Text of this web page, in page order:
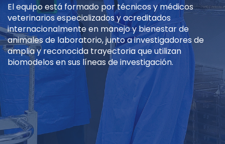
El equipo está formado por técnicos y médicos
veterinarios especializados y acreditados
internacionalmente en manejo y bienestar de
animales de laboratorio, junto a investigadores de
amplia y reconocida trayectoria que utilizan
biomodelos en sus líneas de investigación.